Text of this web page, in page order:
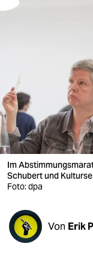
wahrheit
verlag
verlag
veranstaltungen
fragen & hilfe
unterstützen
Im
Schubert und
Foto: dpa
Von Erik